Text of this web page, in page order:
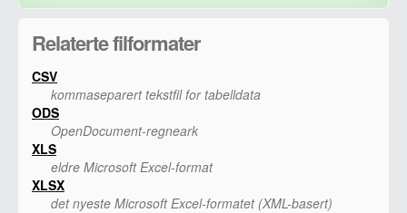
Relaterte filformater
CSV
kommaseparert tekstfil for tabelldata
ODS
OpenDocument-regneark
XLS
eldre Microsoft Excel-format
XLSX
det nyeste Microsoft Excel-formatet (XML-basert)